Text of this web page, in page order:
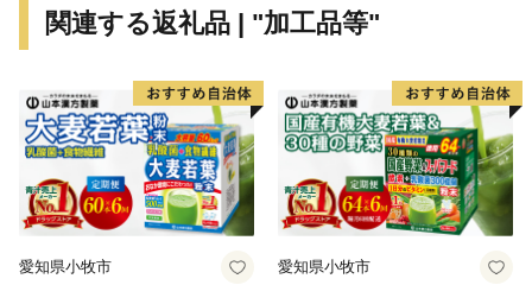
します。
福井県美浜町町ふるさと納税サポートセンター
受付時間 9：30～17:30 (土日祝日・12/29～1/3休み)
TEL 050-5527-0887
メール furusato@town-mihama-fukui.com
================================
関連する返礼品 | "加工品等"
愛知県小牧市 愛知県小牧市